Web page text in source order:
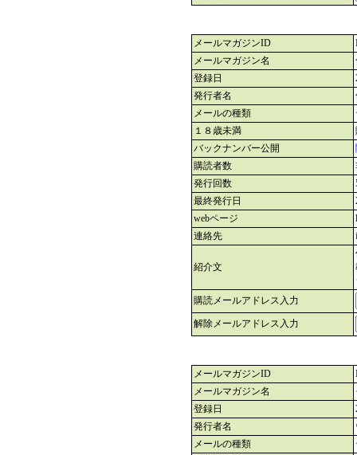
メールマガジンID
メールマガジン名
登録日
発行者名
メールの種類
１８歳未満
バックナンバー公開
購読者数
発行回数
最終発行日
webページ
連絡先
紹介文
購読メールアドレス入力
解除メールアドレス入力
メールマガジンID
メールマガジン名
登録日
発行者名
メールの種類